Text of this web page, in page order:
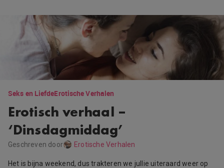
Seks en LiefdeErotische Verhalen
Erotisch verhaal –
‘Dinsdagmiddag’
Geschreven door Erotische Verhalen
Het is bijna weekend, dus trakteren we jullie uiteraard weer op